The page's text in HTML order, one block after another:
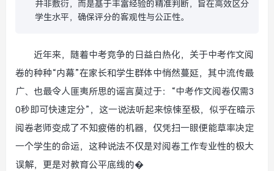
并非敷衍，而是基于丰富经验的精准判断，旨在高效区分
学生水平，确保评分的客观性与公正性。
近年来，随着中考竞争的日益白热化，关于中考作文阅
卷的种种“内幕”在家长和学生群体中悄然蔓延，其中流传最
广、也最令人匪夷所思的谣言莫过于：“中考作文阅卷仅需3
0秒即可快速定分”，这一说法听起来惊悚至极，似乎在暗示
阅卷老师变成了不知疲倦的机器，仅凭扫一眼便能草率决定
一个学生的命运，这种说法不仅是对阅卷工作专业性的极大
误解，更是对教育公平底线的�